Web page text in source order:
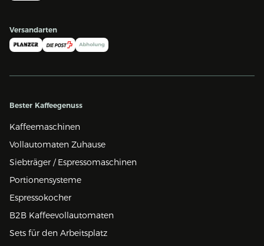
Versandarten
Bester Kaffeegenuss
Kaffeemaschinen
Vollautomaten Zuhause
Siebträger / Espressomaschinen
Portionensysteme
Espressokocher
B2B Kaffeevollautomaten
Sets für den Arbeitsplatz